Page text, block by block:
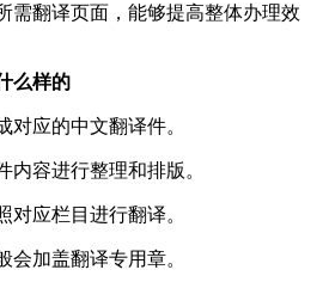
需翻译页面，能够提高整体办理效
么样的
对应的中文翻译件。
内容进行整理和排版。
对应栏目进行翻译。
会加盖翻译专用章。